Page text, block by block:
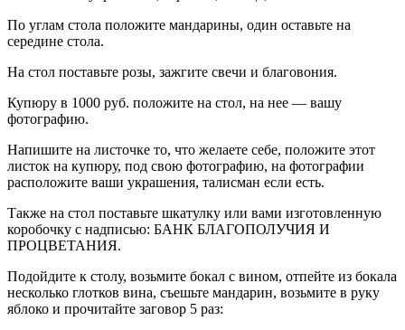
По углам стола положите мандарины, один оставьте на
середине стола.
На стол поставьте розы, зажгите свечи и благовония.
Купюру в 1000 руб. положите на стол, на нее — вашу
фотографию.
Напишите на листочке то, что желаете себе, положите этот
листок на купюру, под свою фотографию, на фотографии
расположите ваши украшения, талисман если есть.
Также на стол поставьте шкатулку или вами изготовленную
коробочку с надписью: БАНК БЛАГОПОЛУЧИЯ И
ПРОЦВЕТАНИЯ.
Подойдите к столу, возьмите бокал с вином, отпейте из бокала
несколько глотков вина, съешьте мандарин, возьмите в руку
яблоко и прочитайте заговор 5 раз: